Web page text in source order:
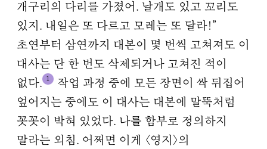
개구리의 다리를 가졌어. 날개도 있고 꼬리도
있지. 내일은 또 다르고 모레는 또 달라!”
초연부터 삼연까지 대본이 몇 번씩 고쳐져도 이
대사는 단 한 번도 삭제되거나 고쳐진 적이
없다. 1
작업 과정 중에 모든 장면이 싹 뒤집어
엎어지는 중에도 이 대사는 대본에 말뚝처럼
꼿꼿이 박혀 있었다. 나를 함부로 정의하지
말라는 외침. 어쩌면 이게 〈영지〉의